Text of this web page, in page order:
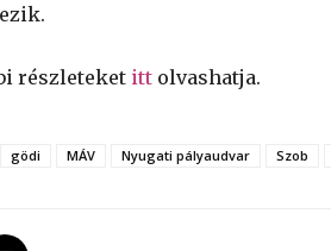
részleteket itt olvashatja.
gödi MÁV Nyugati pályaudvar Szob